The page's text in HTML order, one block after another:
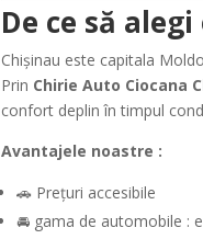
De ce să
Chişinau este capitala
Prin Chirie Auto Ciocana
confort deplin în timpul
Avantajele noastre :
🚗 Prețuri accesibile
🚘 gama de automobile :